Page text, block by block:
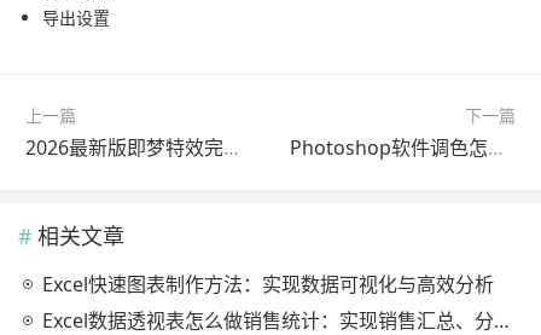
导出设置
上一篇
2026最新版即梦特效完整指南教程｜最新方法
下一篇
Photoshop软件调色怎么做？官方最新版使用教程（避坑指南）
相关文章
Excel快速图表制作方法：实现数据可视化与高效分析
Excel数据透视表怎么做销售统计：实现销售汇总、分析与动态监控